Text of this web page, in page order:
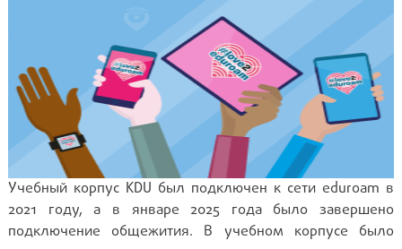
Учебный корпус KDU был подключен к сети eduroam в
2021 году, а в январе 2025 года было завершено
подключение общежития. В учебном корпусе было